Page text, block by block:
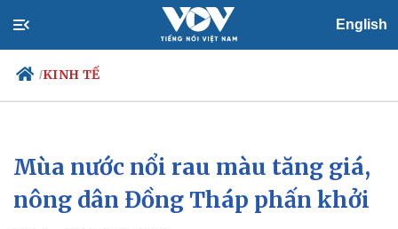
English
/KINH TẾ
Chính trị
Đảng
Tổ chức nhân sự
Xã hội
Tin 24h
Dự báo thời tiết
Mùa nước nổi rau màu tăng giá,
nông dân Đồng Tháp phấn khởi